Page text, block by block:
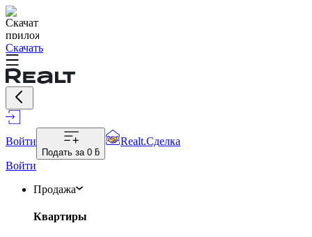
Скачать
Войти
Подать за 0 ƃ
Realt.Сделка
Войти
Продажа
Квартиры